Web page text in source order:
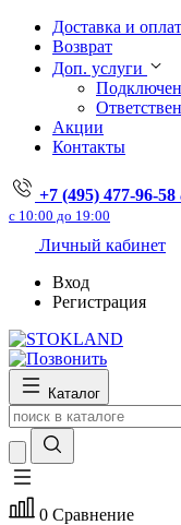
Доставка и
Возврат
Доп. услуги
Акции
Контакты
+7 (495) 477-96-58
с 10:00 до 19:00
Личный кабинет
Вход
Регистрация
Каталог
0 Сравнение